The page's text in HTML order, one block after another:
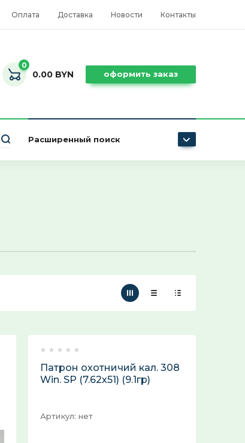
Оплата Доставка Новости Контакты
0
0.00 BYN оформить заказ
Расширенный поиск
Патрон охотничий кал. 308
Win. SP (7.62х51) (9.1гр)
Артикул: нет